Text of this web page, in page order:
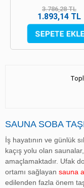
3.786,28 TL
1.893,14 TL
SAUNA SOBA
İş hayatının ve günlük
kaçış yolu olan
amaçlamaktadır. Ufak
ortamı sağlayan sauna
edilenden fazla önem